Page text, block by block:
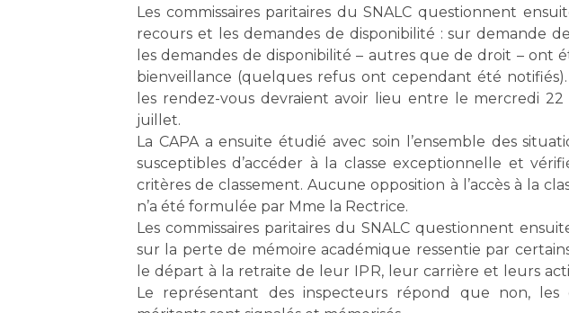
Les commissaires paritaires du SNALC questionnent
recours et les demandes de disponibilité : sur demande
les demandes de disponibilité – autres que de droit – ont
bienveillance (quelques refus ont cependant été
les rendez-vous devraient avoir lieu entre le mercredi
juillet.
La CAPA a ensuite étudié avec soin l’ensemble des
susceptibles d’accéder à la classe exceptionnelle et
critères de classement. Aucune opposition à l’accès à la
n’a été formulée par Mme la Rectrice.
Les commissaires paritaires du SNALC questionnent
sur la perte de mémoire académique ressentie par
le départ à la retraite de leur IPR, leur carrière et leurs
Le représentant des inspecteurs répond que non, les